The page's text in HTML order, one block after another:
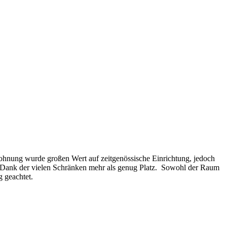
wurde großen Wert auf zeitgenössische Einrichtung, jedoch
der vielen Schränken mehr als genug Platz. Sowohl der Raum
geachtet.